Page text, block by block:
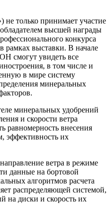
только принимает участие
высшей награды
конкурса
рамках выставки. В начале
смогут увидеть все
в том числе и
в мире систему
минеральных
минеральных удобрений
и скорости ветра
равномерность внесения
эффективность их
ветра в режиме
данные на бортовой
алгоритмов расчета
распределяющей системой,
на диски и скорость их